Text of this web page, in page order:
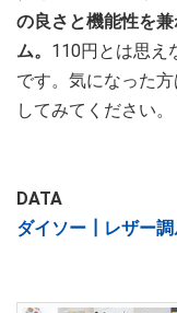
の良さと機能性を
ム。 110円とは思え
です。気になった
してみてください。
DATA
ダイソー┃レザー調